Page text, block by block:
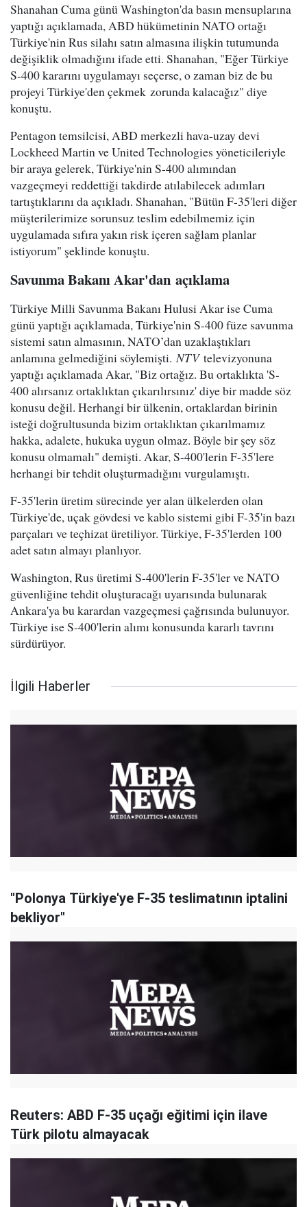
Shanahan Cuma günü Washington'da basın mensuplarına
yaptığı açıklamada, ABD hükümetinin NATO ortağı
Türkiye'nin Rus silahı satın almasına ilişkin tutumunda
değişiklik olmadığını ifade etti. Shanahan, "Eğer Türkiye
S-400 kararını uygulamayı seçerse, o zaman biz de bu
projeyi Türkiye'den çekmek zorunda kalacağız" diye
konuştu.
Pentagon temsilcisi, ABD merkezli hava-uzay devi
Lockheed Martin ve United Technologies yöneticileriyle
bir araya gelerek, Türkiye'nin S-400 alımından
vazgeçmeyi reddettiği takdirde atılabilecek adımları
tartıştıklarını da açıkladı. Shanahan, "Bütün F-35'leri diğer
müşterilerimize sorunsuz teslim edebilmemiz için
uygulamada sıfıra yakın risk içeren sağlam planlar
istiyorum" şeklinde konuştu.
Savunma Bakanı Akar'dan açıklama
Türkiye Milli Savunma Bakanı Hulusi Akar ise Cuma
günü yaptığı açıklamada, Türkiye'nin S-400 füze savunma
sistemi satın almasının, NATO’dan uzaklaştıkları
anlamına gelmediğini söylemişti.NTV televizyonuna
yaptığı açıklamada Akar, "Biz ortağız. Bu ortaklıkta 'S-
400 alırsanız ortaklıktan çıkarılırsınız' diye bir madde söz
konusu değil. Herhangi bir ülkenin, ortaklardan birinin
isteği doğrultusunda bizim ortaklıktan çıkarılmamız
hakka, adalete, hukuka uygun olmaz. Böyle bir şey söz
konusu olmamalı" demişti. Akar, S-400'lerin F-35'lere
herhangi bir tehdit oluşturmadığını vurgulamıştı.
F-35'lerin üretim sürecinde yer alan ülkelerden olan
Türkiye'de, uçak gövdesi ve kablo sistemi gibi F-35'in bazı
parçaları ve teçhizat üretiliyor. Türkiye, F-35'lerden 100
adet satın almayı planlıyor.
Washington, Rus üretimi S-400'lerin F-35'ler ve NATO
güvenliğine tehdit oluşturacağı uyarısında bulunarak
Ankara'ya bu karardan vazgeçmesi çağrısında bulunuyor.
Türkiye ise S-400'lerin alımı konusunda kararlı tavrını
sürdürüyor.
İlgili Haberler
"Polonya Türkiye'ye F-35 teslimatının iptalini
bekliyor"
Reuters: ABD F-35 uçağı eğitimi için ilave
Türk pilotu almayacak